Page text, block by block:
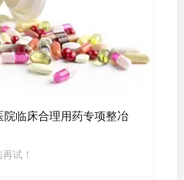
院临床合理用药专项整冶
试！